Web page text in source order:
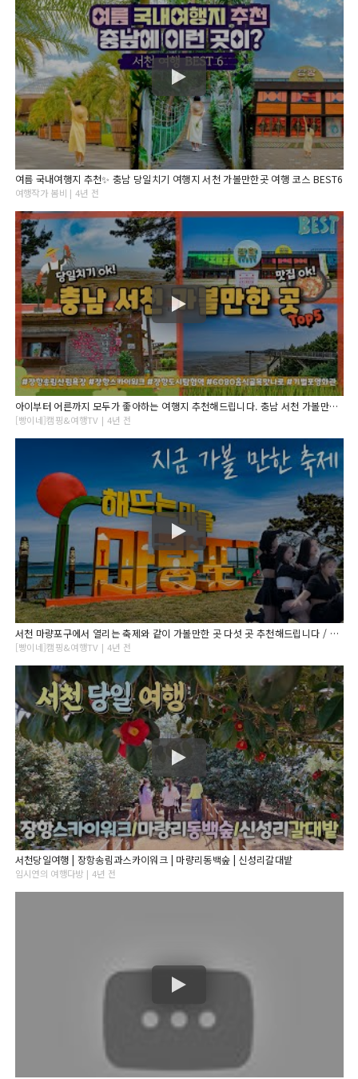
여름 국내여행지 추천✨ 충남 당일치기 여행지 서천 가볼만한곳 여행 코스 BEST6
여행작가 봄비 | 4년 전
아이부터 어른까지 모두가 좋아하는 여행지 추천해드립니다. 충남 서천 가볼만한 곳 다섯 곳만 추려봤어요.
[빵이네]캠핑&여행TV | 4년 전
서천 마량포구에서 열리는 축제와 같이 가볼만한 곳 다섯 곳 추천해드립니다 / 광어 맨손잡기 체험과 댄스팀의 공연, 그리고 꼭 가봐야할 멋진 서천의 여행지
[빵이네]캠핑&여행TV | 4년 전
서천당일여행 | 장항송림과스카이워크 | 마량리동백숲 | 신성리갈대밭
임시연의 여행다방 | 4년 전